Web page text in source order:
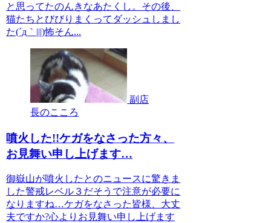
と思ってたのんきなあたくし。その後、
猫たちとびびりまくってダッシュしまし
た(´д｀|||)怖そん...
副店
長のこころ
噴火した!!ケガをなさった方々、
お見舞い申し上げます…
御嶽山が噴火したとのニュースに驚きま
した警戒レベル３だそうで注意が必要に
なりますね…ケガをなさった皆様、大丈
夫ですか?心よりお見舞い申し上げます